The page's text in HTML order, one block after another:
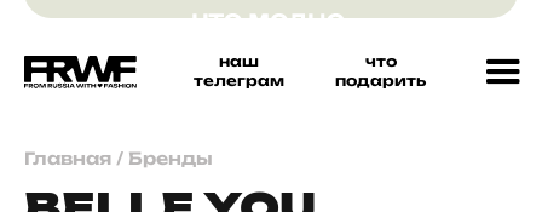
наш
телеграм
что
подарить
Главная / Бренды